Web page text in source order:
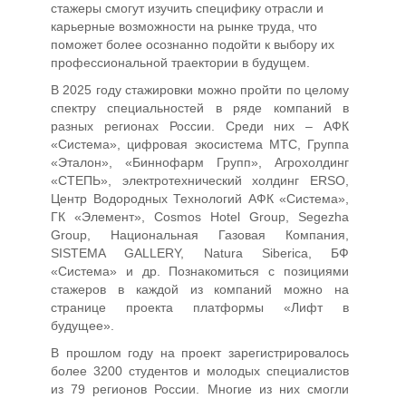
стажеры смогут изучить специфику отрасли и
карьерные возможности на рынке труда, что
поможет более осознанно подойти к выбору их
профессиональной траектории в будущем.
В 2025 году стажировки можно пройти по целому
спектру специальностей в ряде компаний в
разных регионах России. Среди них – АФК
«Система», цифровая экосистема МТС, Группа
«Эталон», «Биннофарм Групп», Агрохолдинг
«СТЕПЬ», электротехнический холдинг ERSO,
Центр Водородных Технологий АФК «Система»,
ГК «Элемент», Cosmos Hotel Group, Segezha
Group, Национальная Газовая Компания,
SISTEMA GALLERY, Natura Siberica, БФ
«Система» и др. Познакомиться с позициями
стажеров в каждой из компаний можно на
странице проекта платформы «Лифт в
будущее».
В прошлом году на проект зарегистрировалось
более 3200 студентов и молодых специалистов
из 79 регионов России. Многие из них смогли